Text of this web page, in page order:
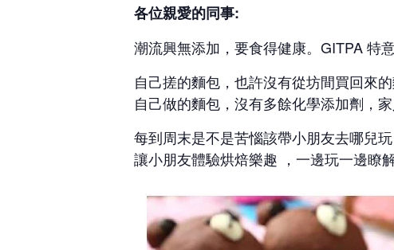
各位親愛的同事:
潮流興無添加，要食得健康。GITPA 特
自己搓的麵包，也許沒有從坊間買回來
自己做的麵包，沒有多餘化學添加劑，
每到周末是不是苦惱該帶小朋友去哪兒
讓小朋友體驗烘焙樂趣 ，一邊玩一邊瞭